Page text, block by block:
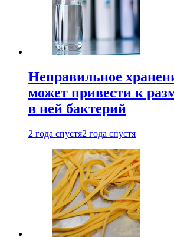
Неправильное
может привести к
в ней бактерий
2 года спустя2 года спустя